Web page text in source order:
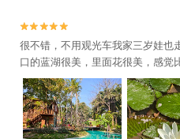


很不错，不用观光车我家三岁娃也
口的蓝湖很美，里面花很美，感觉